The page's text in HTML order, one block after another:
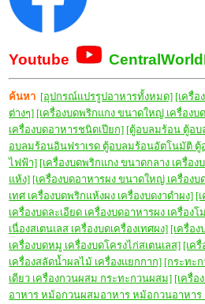
Youtube
ค้นหา [อุปกรณ์แปรรูปอาหารทั้งหมด] [เครื่อ
ต่างๆ] [เครื่องบดพริกแกง ขนาดใหญ่ เครื่องบ
เครื่องบดอาหารชนิดเปียก] [ตู้อบลมร้อน ตู้อ
อบลมร้อนอินฟราเรด ตู้อบลมร้อนอัตโนมัติ ตู้
ไฟฟ้า] [เครื่องบดพริกแกง ขนาดกลาง เครื่อง
แห้ง] [เครื่องบดอาหารผง ขนาดใหญ่ เครื่องบ
เทศ เครื่องบดพริกแห้งผง เครื่องบดงาดำผง] [
เครื่องบดละเอียด เครื่องบดอาหารผง เครื่อง
เนื่องสเตนเลส เครื่องบดเครื่องเทศผง] [เครื่อง
เครื่องบดหมู เครื่องบดโครงไก่สเตนเลส] [เค
เครื่องสลัดน้ำผลไม้ เครื่องแยกกาก] [กระทะ
เดียว เครื่องกวนผสม กระทะกวนผสม] [เครื่อ
อาหาร หม้อกวนผสมอาหาร หม้อกวนอาหาร